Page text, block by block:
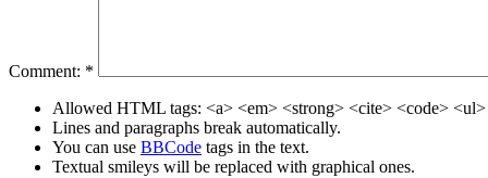
Comment: *
Allowed HTML tags: <a> <em> <strong> <cite> <code>
Lines and paragraphs break automatically.
You can use BBCode tags in the text.
Textual smileys will be replaced with graphical ones.